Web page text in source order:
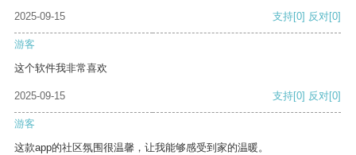
2025-09-15 支持[0] 反对[0]
游客
这个软件我非常喜欢
2025-09-15 支持[0] 反对[0]
游客
这款app的社区氛围很温馨，让我能够感受到家的温暖。